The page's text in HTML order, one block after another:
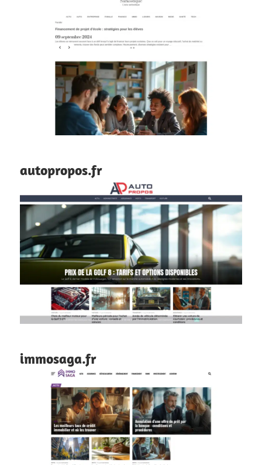
autopropos.fr
immosaga.fr